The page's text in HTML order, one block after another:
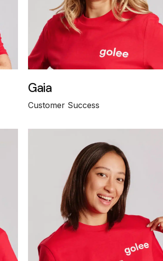
Gaia
Customer Success